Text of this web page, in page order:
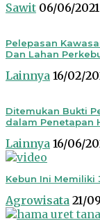
Sawit 06/06/2021
Pelepasan
Dan Lahan
Lainnya 16/02/
Ditemukan Bukti
dalam Penetapan
Lainnya 16/06/
Kebun Ini Memiliki
Agrowisata 21/